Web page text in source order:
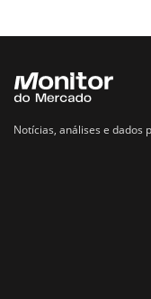
Notícias, análises e dados